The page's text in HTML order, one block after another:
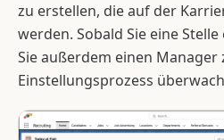
zu erstellen, die auf der
werden. Sobald Sie eine
Sie außerdem einen Manager
Einstellungsprozess